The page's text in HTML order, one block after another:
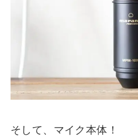
そして、マイク本体！